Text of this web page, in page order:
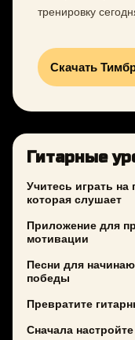
тренировку
Скачать
Гитарные
Учитесь играть на
которая слушает
Приложение для
мотивации
Песни для
победы
Превратите
Сначала